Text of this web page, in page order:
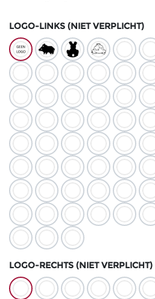
LOGO-LINKS (NIET VERPLICHT)
LOGO-RECHTS (NIET VERPLICHT)